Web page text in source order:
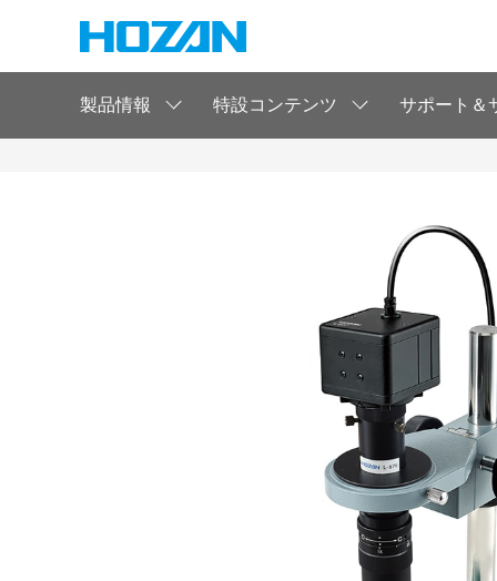
製品情報 特設コンテンツ サポート＆